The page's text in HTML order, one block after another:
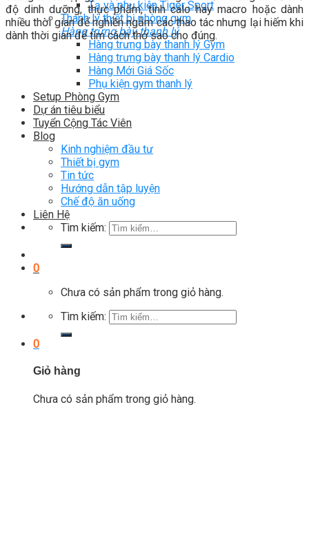
Tạ và phụ kiện Tiger Sport
Thanh lý thiết bị phòng gym
Hàng trưng bày thanh lý
Hàng trưng bày thanh lý Gym
Hàng trưng bày thanh lý Cardio
Hàng Mới Giá Sốc
Phụ kiện gym thanh lý
Setup Phòng Gym
Dự án tiêu biểu
Tuyển Cộng Tác Viên
Blog
Kinh nghiệm đầu tư
Thiết bị gym
Tin tức
Hướng dẫn tập luyện
Chế độ ăn uống
Liên Hệ
Tìm kiếm:
0
Chưa có sản phẩm trong giỏ hàng.
Tìm kiếm:
0
Giỏ hàng
Chưa có sản phẩm trong giỏ hàng.
độ dinh dưỡng, thực phẩm, tính calo hay macro hoặc dành
nhiều thời gian để nghiền ngẫm các thao tác nhưng lại hiếm khi
dành thời gian để tìm cách thở sao cho đúng.